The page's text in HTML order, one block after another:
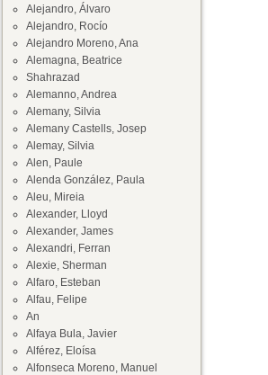
Alejandro, Álvaro
Alejandro, Rocío
Alejandro Moreno, Ana
Alemagna, Beatrice
Shahrazad
Alemanno, Andrea
Alemany, Silvia
Alemany Castells, Josep
Alemay, Silvia
Alen, Paule
Alenda González, Paula
Aleu, Mireia
Alexander, Lloyd
Alexander, James
Alexandri, Ferran
Alexie, Sherman
Alfaro, Esteban
Alfau, Felipe
An
Alfaya Bula, Javier
Alférez, Eloísa
Alfonseca Moreno, Manuel